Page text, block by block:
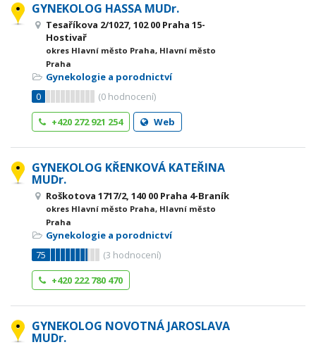
GYNEKOLOG HASSA MUDr.
Tesaříkova 2/1027, 102 00 Praha 15-
Hostivař
okres Hlavní město Praha, Hlavní město
Praha
Gynekologie a porodnictví
0
(0 hodnocení)
+420 272 921 254
Web
GYNEKOLOG KŘENKOVÁ KATEŘINA
MUDr.
Roškotova 1717/2, 140 00 Praha 4-Braník
okres Hlavní město Praha, Hlavní město
Praha
Gynekologie a porodnictví
75
(3 hodnocení)
+420 222 780 470
GYNEKOLOG NOVOTNÁ JAROSLAVA
MUDr.